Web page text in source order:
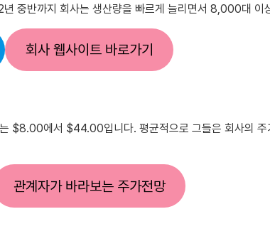
중반까지 회사는 생산량을 빠르게 늘리면서 8,000대 이
회사 웹사이트 바로가기
$8.00에서 $44.00입니다. 평균적으로 그들은 회사의
관계자가 바라보는 주가전망